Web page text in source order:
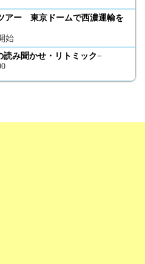
アー 東京ドームで西濃運輸を
始
読み聞かせ・リトミック−